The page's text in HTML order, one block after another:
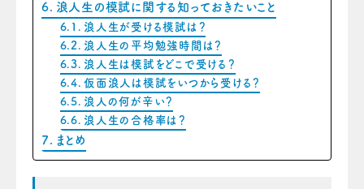
浪人生の模試に関する知っておきたいこと
浪人生が受ける模試は？
浪人生の平均勉強時間は？
浪人生は模試をどこで受ける？
仮面浪人は模試をいつから受ける？
浪人の何が辛い？
浪人生の合格率は？
まとめ